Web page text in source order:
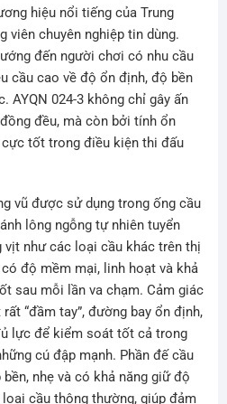
hiệu nổi tiếng của Trung
viên chuyên nghiệp tin dùng.
đến người chơi có nhu cầu
cầu cao về độ ổn định, độ bền
AYQN 024-3 không chỉ gây ấn
đều, mà còn bởi tính ổn
tốt trong điều kiện thi đấu
vũ được sử dụng trong ống cầu
lông ngỗng tự nhiên tuyển
vịt như các loại cầu khác trên thị
độ mềm mại, linh hoạt và khả
sau mỗi lần va chạm. Cảm giác
“đầm tay”, đường bay ổn định,
lực để kiểm soát tốt cả trong
cú đập mạnh. Phần đế cầu
nhẹ và có khả năng giữ độ
cầu thông thường, giúp đảm